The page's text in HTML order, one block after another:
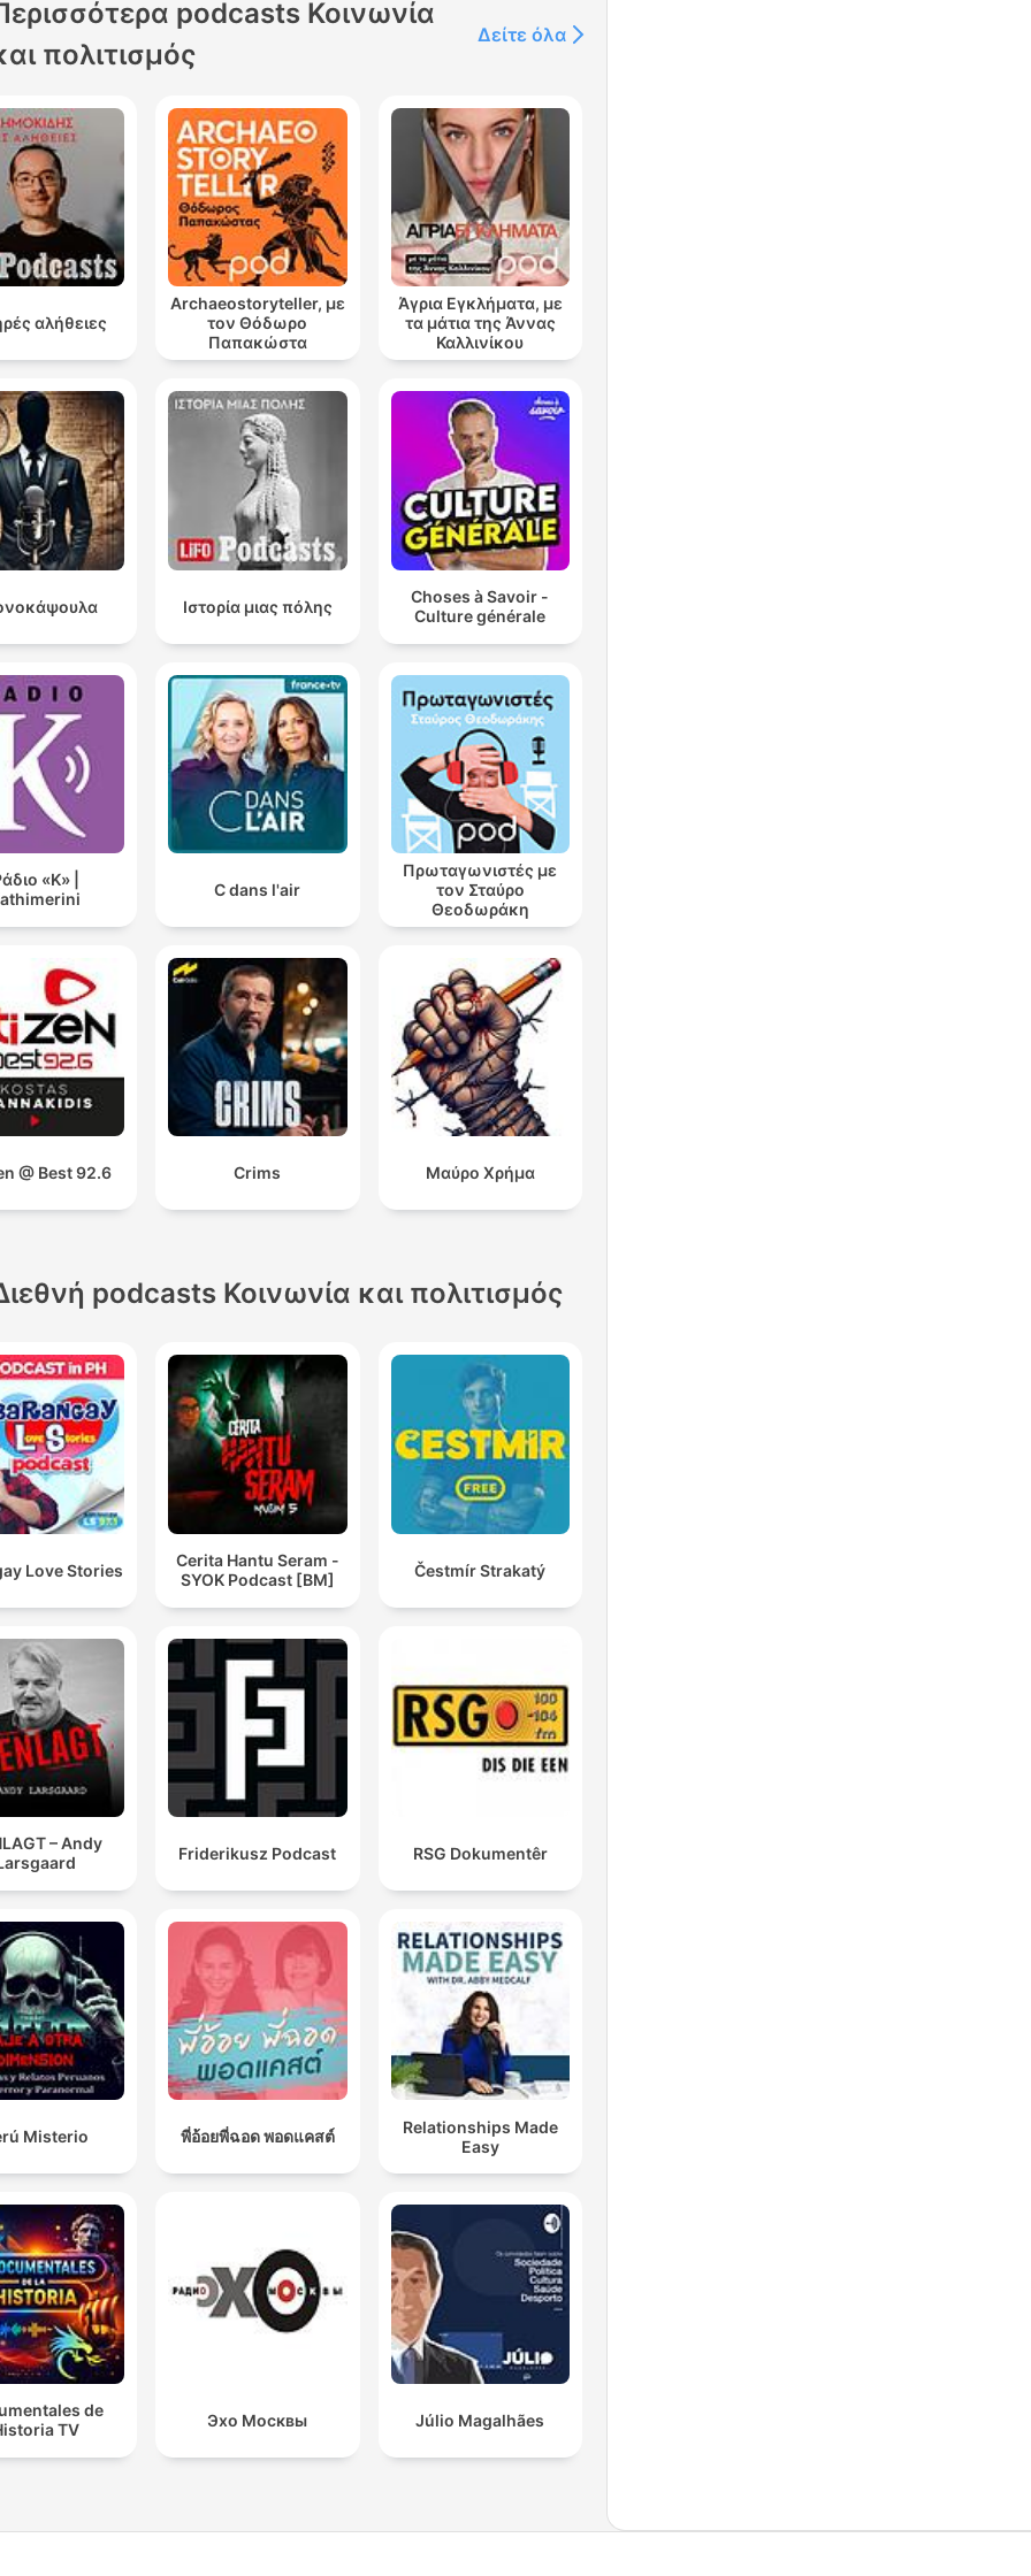
podcasts Κοινωνία
πολιτισμός
Δείτε όλα
αλήθειες
Archaeostoryteller, με
τον Θόδωρο
Παπακώστα
Άγρια Εγκλήματα, με
τα μάτια της Άννας
Καλλινίκου
Ιστορία μιας πόλης
Choses à Savoir -
Culture générale
«Κ» |
C dans l'air
Πρωταγωνιστές με
τον Σταύρο
Θεοδωράκη
@ Best 92.6 Crims Μαύρο Χρήμα
podcasts Κοινωνία και πολιτισμός
Love Stories
Cerita Hantu Seram -
SYOK Podcast [BM]
Čestmír Strakatý
– Andy
Friderikusz Podcast RSG Dokumentêr
Misterio พี่อ้อยพี่ฉอด พอดแคสต์
Relationships Made
Easy
de
TV
Эхо Москвы Júlio Magalhães